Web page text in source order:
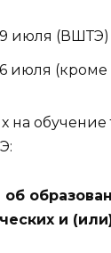
июля (ВШТЭ)
июля
на обучение
и